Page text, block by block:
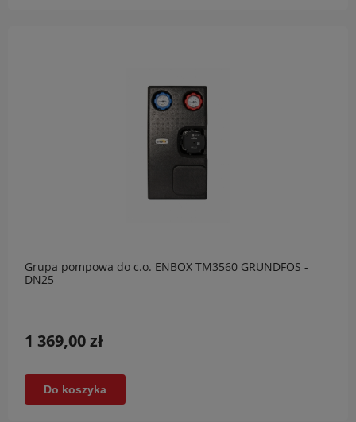
Grupa pompowa do c.o. ENBOX TM3560 GRUNDFOS -
DN25
1 369,00 zł
Do koszyka